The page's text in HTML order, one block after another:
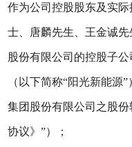
作为公司控股股东及实
士、唐麟先生、王金诚先
股份有限公司的控股子
（以下简称“阳光新能源
集团股份有限公司之股
协议》”）；